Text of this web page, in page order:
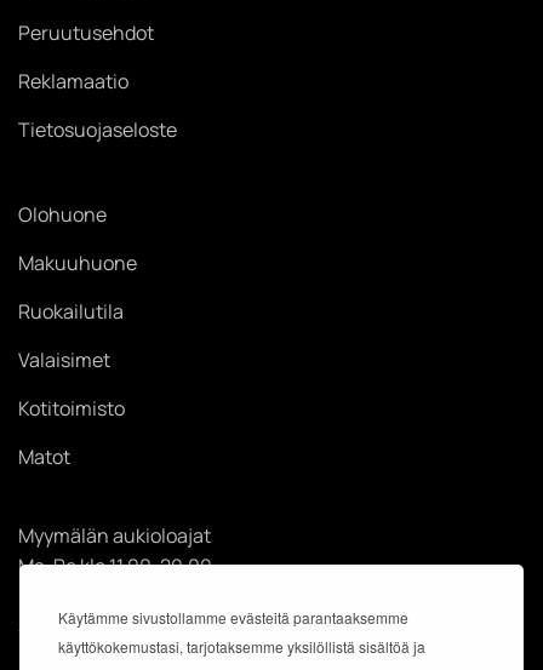
Käytämme sivustollamme evästeitä parantaaksemme
käyttökokemustasi, tarjotaksemme yksilöllistä sisältöä ja
Peruutusehdot
Reklamaatio
Tietosuojaseloste
Olohuone
Makuuhuone
Ruokailutila
Valaisimet
Kotitoimisto
Matot
Myymälän aukioloajat
Ma-Pe klo 11.00-20.00
Su klo 12.00-18.00